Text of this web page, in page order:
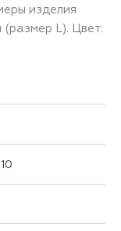
изделия
L). Цвет: